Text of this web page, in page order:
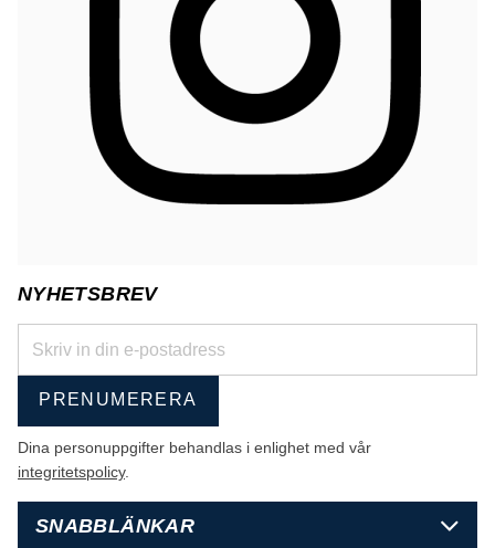
NYHETSBREV
PRENUMERERA
Dina personuppgifter behandlas i enlighet med vår
integritetspolicy.
SNABBLÄNKAR